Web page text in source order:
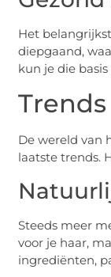
Het
diepgaand,
kun je die
De wereld van
laatste trends.
Steeds meer
voor je haar,
ingrediënten,